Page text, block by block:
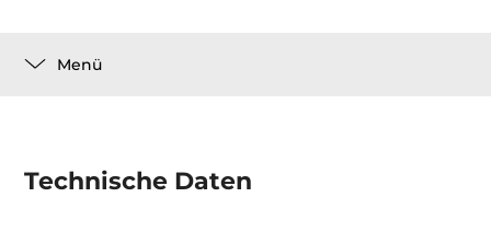
Menü
Technische Daten